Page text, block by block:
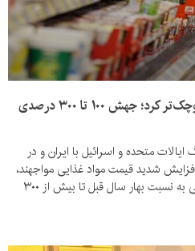
تورم، سفره ایرانیان جنگ‌زده را کوچک‌تر کرد؛ جهش ۱۰۰ تا ۳۰۰ درصدی
متحده و اسرائیل با ایران و در
شدید قیمت مواد غذایی مواجهند،
به‌طوری که نرخ برخی اقلام اساسی به نسبت بهار سال قبل تا بیش از ۳۰۰